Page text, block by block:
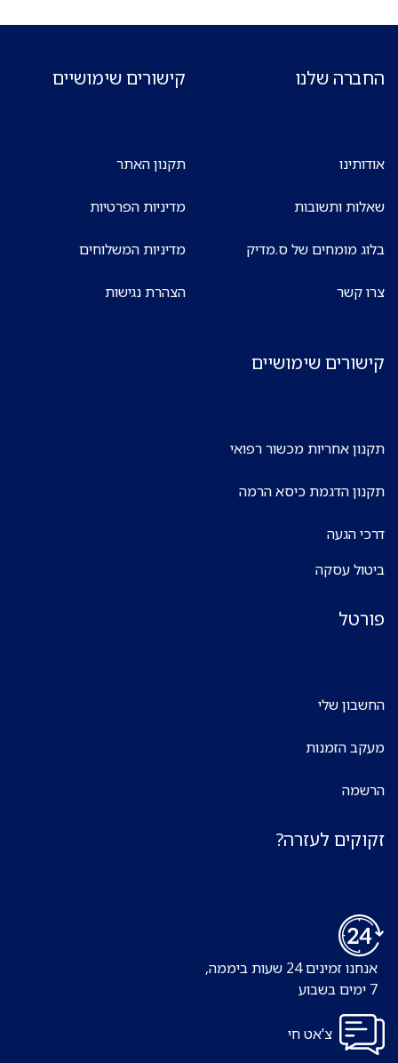
החברה שלנו
אודותינו
שאלות ותשובות
בלוג מומחים של ס.מדיק
צרו קשר
קישורים שימושיים
תקנון האתר
מדיניות הפרטיות
מדיניות המשלוחים
הצהרת נגישות
קישורים שימושיים
תקנון אחריות מכשור רפואי
תקנון הדגמת כיסא הרמה
דרכי הגעה
ביטול עסקה
פורטל
החשבון שלי
מעקב הזמנות
הרשמה
זקוקים לעזרה?
אנחנו זמינים 24 שעות ביממה,
צ'אט חי